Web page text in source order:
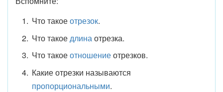
Что такоеотрезок.
Что такое длина отрезка.
Что такоеотношениеотрезков.
Какие отрезки называются
пропорциональными.